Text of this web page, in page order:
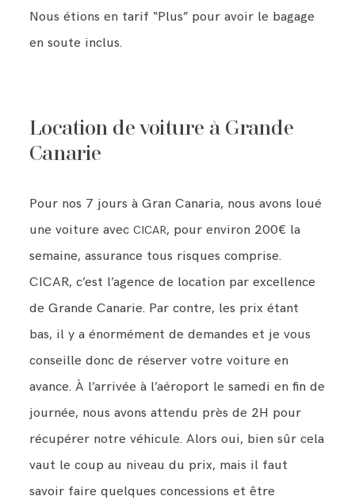
Nous étions en tarif “Plus” pour avoir le bagage
en soute inclus.
Location de voiture à Grande
Canarie
Pour nos 7 jours à Gran Canaria, nous avons loué
une voiture avecCICAR, pour environ 200€ la
semaine, assurance tous risques comprise.
CICAR, c’est l’agence de location par excellence
de Grande Canarie. Par contre, les prix étant
bas, il y a énormément de demandes et je vous
conseille donc de réserver votre voiture en
avance. À l’arrivée à l’aéroport le samedi en fin de
journée, nous avons attendu près de 2H pour
récupérer notre véhicule. Alors oui, bien sûr cela
vaut le coup au niveau du prix, mais il faut
savoir faire quelques concessions et être